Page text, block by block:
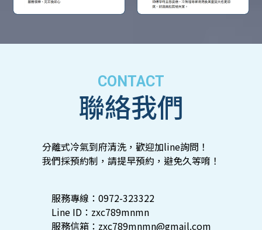
CONTACT
聯絡我們
分離式冷氣到府清洗，歡迎加line詢問！
我們採預約制，請提早預約，避免久等唷！
服務專線：0972-323322
Line ID：zxc789mnmn
服務信箱：zxc789mnmn@gmail.com